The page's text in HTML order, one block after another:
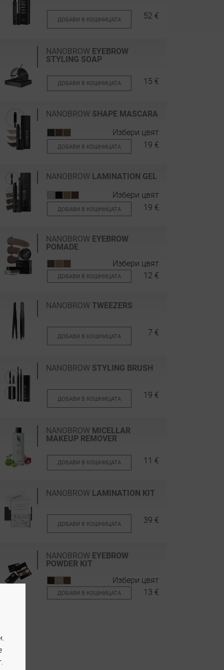
ДОБАВИ В КОШНИЦАТА 52 €
NANOBROW EYEBROW
STYLING SOAP
ДОБАВИ В КОШНИЦАТА 15 €
NANOBROW SHAPE MASCARA
Избери цвят
ДОБАВИ В КОШНИЦАТА 19 €
NANOBROW LAMINATION GEL
Избери цвят
ДОБАВИ В КОШНИЦАТА 19 €
NANOBROW EYEBROW
POMADE
Избери цвят
ДОБАВИ В КОШНИЦАТА 12 €
NANOBROW TWEEZERS
ДОБАВИ В КОШНИЦАТА 7 €
NANOBROW STYLING BRUSH
ДОБАВИ В КОШНИЦАТА 19 €
NANOBROW MICELLAR
MAKEUP REMOVER
ДОБАВИ В КОШНИЦАТА 11 €
NANOBROW LAMINATION KIT
ДОБАВИ В КОШНИЦАТА 39 €
NANOBROW EYEBROW
POWDER KIT
Избери цвят
ДОБАВИ В КОШНИЦАТА 13 €